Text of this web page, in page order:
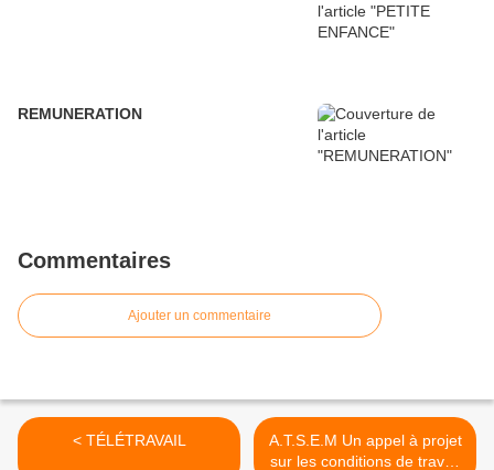
REMUNERATION
Commentaires
Ajouter un commentaire
< TÉLÉTRAVAIL
A.T.S.E.M Un appel à projet
sur les conditions de travail